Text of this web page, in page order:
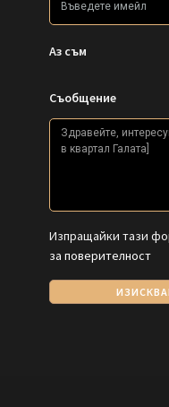
Аз съм
Съобщение
Изпращайки тази
за поверителност